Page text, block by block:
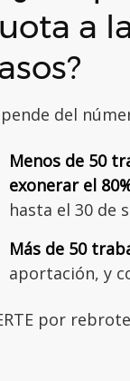
a
del
Menos de 50
exonerar el
hasta el 30 de
Más de 50
aportación, y